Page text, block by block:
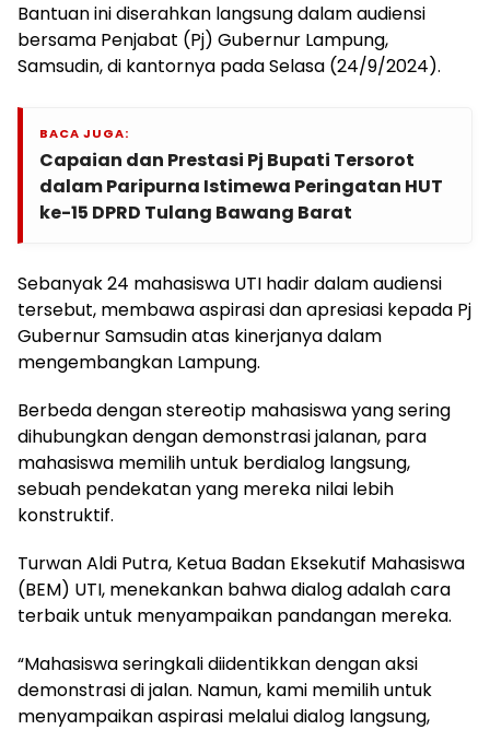
Bantuan ini diserahkan langsung dalam audiensi
bersama Penjabat (Pj) Gubernur Lampung,
Samsudin, di kantornya pada Selasa (24/9/2024).
BACA JUGA:
Capaian dan Prestasi Pj Bupati Tersorot
dalam Paripurna Istimewa Peringatan HUT
ke-15 DPRD Tulang Bawang Barat
Sebanyak 24 mahasiswa UTI hadir dalam audiensi
tersebut, membawa aspirasi dan apresiasi kepada Pj
Gubernur Samsudin atas kinerjanya dalam
mengembangkan Lampung.
Berbeda dengan stereotip mahasiswa yang sering
dihubungkan dengan demonstrasi jalanan, para
mahasiswa memilih untuk berdialog langsung,
sebuah pendekatan yang mereka nilai lebih
konstruktif.
Turwan Aldi Putra, Ketua Badan Eksekutif Mahasiswa
(BEM) UTI, menekankan bahwa dialog adalah cara
terbaik untuk menyampaikan pandangan mereka.
“Mahasiswa seringkali diidentikkan dengan aksi
demonstrasi di jalan. Namun, kami memilih untuk
menyampaikan aspirasi melalui dialog langsung,